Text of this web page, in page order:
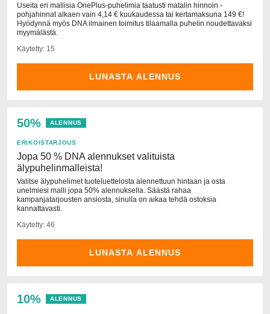
Useita eri mallisia OnePlus-puhelimia taatusti matalin hinnoin -
pohjahinnat alkaen vain 4,14 € kuukaudessa tai kertamaksuna 149 €!
Hyödynnä myös DNA ilmainen toimitus tilaamalla puhelin noudettavaksi
myymälästä.
Käytetty: 15
LUNASTA ALENNUS
50% ALENNUS
ERIKOISTARJOUS
Jopa 50 % DNA alennukset valituista
älypuhelinmalleista!
Valitse älypuhelimet tuoteluettelosta alennettuun hintaan ja osta
unelmiesi malli jopa 50% alennuksella. Säästä rahaa
kampanjatarjousten ansiosta, sinulla on aikaa tehdä ostoksia
kannattavasti.
Käytetty: 46
LUNASTA ALENNUS
10% ALENNUS